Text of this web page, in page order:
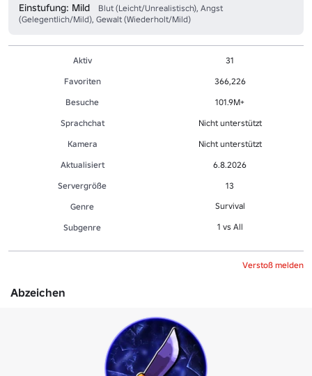
Einstufung: Mild
Blut (Leicht/Unrealistisch), Angst
(Gelegentlich/Mild), Gewalt (Wiederholt/Mild)
Aktiv
31
Favoriten
366,226
Besuche
101.9M+
Sprachchat
Nicht unterstützt
Kamera
Nicht unterstützt
Aktualisiert
6.8.2026
Servergröße
13
Genre
Survival
Sub­gen­re 1 vs All
Verstoß melden
Abzeichen